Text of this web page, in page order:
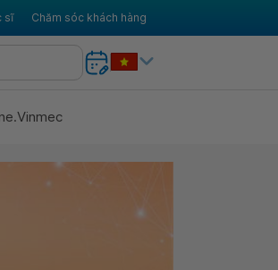
sĩ Chăm sóc khách hàng